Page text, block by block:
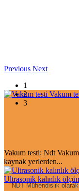
Previous Next
1
2
3
Vakum
Vakum testi: Ndt
kaynak yerlerden...
Ultrasonik kalınlık
NDT Mühendislik